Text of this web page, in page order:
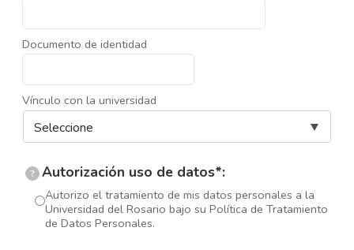
Documento de identidad
Vínculo con la universidad
? Autorización uso de datos*:
Autorizo el tratamiento de mis datos personales a la
Universidad del Rosario bajo su Política de Tratamiento
de Datos Personales.